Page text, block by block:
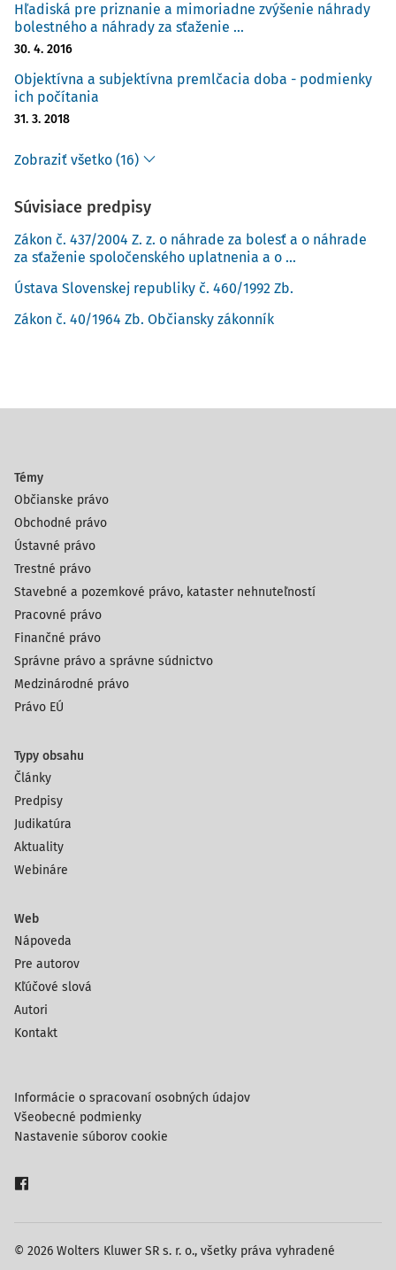
Hľadiská pre priznanie a mimoriadne zvýšenie náhrady
bolestného a náhrady za sťaženie ...
30. 4. 2016
Objektívna a subjektívna premlčacia doba - podmienky
ich počítania
31. 3. 2018
Zobraziť všetko (16)
Súvisiace predpisy
Zákon č. 437/2004 Z. z. o náhrade za bolesť a o náhrade
za sťaženie spoločenského uplatnenia a o ...
Ústava Slovenskej republiky č. 460/1992 Zb.
Zákon č. 40/1964 Zb. Občiansky zákonník
Témy
Občianske právo
Obchodné právo
Ústavné právo
Trestné právo
Stavebné a pozemkové právo, kataster nehnuteľností
Pracovné právo
Finančné právo
Správne právo a správne súdnictvo
Medzinárodné právo
Právo EÚ
Typy obsahu
Články
Predpisy
Judikatúra
Aktuality
Webináre
Web
Nápoveda
Pre autorov
Kľúčové slová
Autori
Kontakt
© 2026 Wolters Kluwer SR s. r. o., všetky práva vyhradené
Informácie o spracovaní osobných údajov
Všeobecné podmienky
Nastavenie súborov cookie